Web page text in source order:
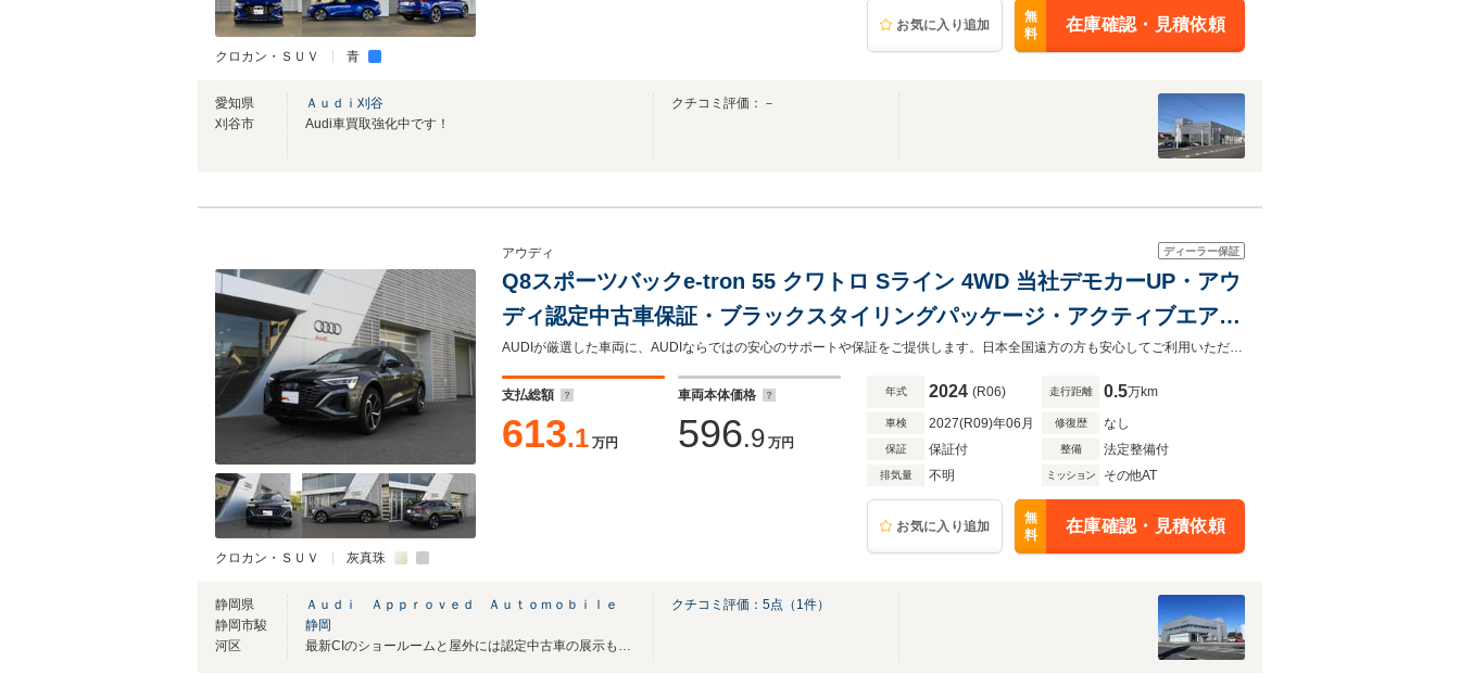
クロカン・ＳＵＶ 青
お気に入り追加
無
料
在庫確認・見積依頼
愛知県
刈谷市
Ａｕｄｉ刈谷
Audi車買取強化中です！
クチコミ評価：－
クロカン・ＳＵＶ 灰真珠
ディーラー保証
アウディ
Q8スポーツバックe-tron 55 クワトロ Sライン 4WD 当社デモカーUP・アウ
ディ認定中古車保証・ブラックスタイリングパッケージ・アクティブエアサ
スペンション・10スポーク21インチアルミ・出力300kw仕様
AUDIが厳選した車両に、AUDIならではの安心のサポートや保証をご提供します。日本全国遠方の方も安心してご利用いただけます。担当スタッフまでお気軽にお問い合わせ下さい。
支払総額
613.1 万円
車両本体価格
596.9 万円
年式 2024 (R06) 走行距離 0.5万km
車検 2027(R09)年06月 修復歴 なし
保証 保証付 整備 法定整備付
排気量 不明 ミッション その他AT
お気に入り追加
無
料
在庫確認・見積依頼
静岡県
静岡市駿
河区
Ａｕｄｉ Ａｐｐｒｏｖｅｄ Ａｕｔｏｍｏｂｉｌｅ
静岡
最新CIのショールームと屋外には認定中古車の展示も御座います。
クチコミ評価： 5点（ 1件）